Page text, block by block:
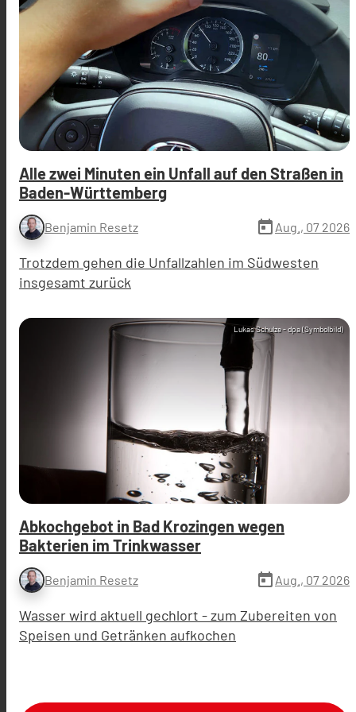
Alle zwei Minuten ein Unfall auf den Straßen in
Baden-Württemberg
Benjamin Resetz today Aug., 07 2026
Trotzdem gehen die Unfallzahlen im Südwesten
insgesamt zurück
Lukas Schulze - dpa (Symbolbild)
Abkochgebot in Bad Krozingen wegen
Bakterien im Trinkwasser
Benjamin Resetz today Aug., 07 2026
Wasser wird aktuell gechlort - zum Zubereiten von
Speisen und Getränken aufkochen